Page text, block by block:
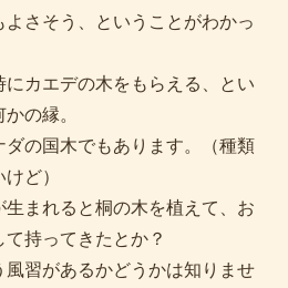
さそう、ということがわかっ
カエデの木をもらえる、とい
の縁。
の国木でもあります。（種類
ど）
まれると桐の木を植えて、お
持ってきたとか？
習があるかどうかは知りませ